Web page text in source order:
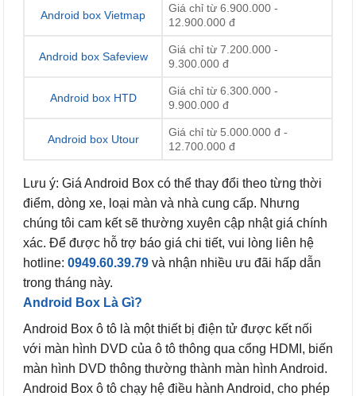
Android box Vietmap
Giá chỉ từ 6.900.000 -
12.900.000 đ
Android box Safeview
Giá chỉ từ 7.200.000 -
9.300.000 đ
Android box HTD
Giá chỉ từ 6.300.000 -
9.900.000 đ
Android box Utour
Giá chỉ từ 5.000.000 đ -
12.700.000 đ
Lưu ý: Giá Android Box có thể thay đổi theo từng thời
điểm, dòng xe, loại màn và nhà cung cấp. Nhưng
chúng tôi cam kết sẽ thường xuyên cập nhật giá chính
xác. Để được hỗ trợ báo giá chi tiết, vui lòng liên hệ
hotline: 0949.60.39.79 và nhận nhiều ưu đãi hấp dẫn
trong tháng này.
Android Box Là Gì?
Android Box ô tô là một thiết bị điện tử được kết nối
với màn hình DVD của ô tô thông qua cổng HDMI, biến
màn hình DVD thông thường thành màn hình Android.
Android Box ô tô chạy hệ điều hành Android, cho phép